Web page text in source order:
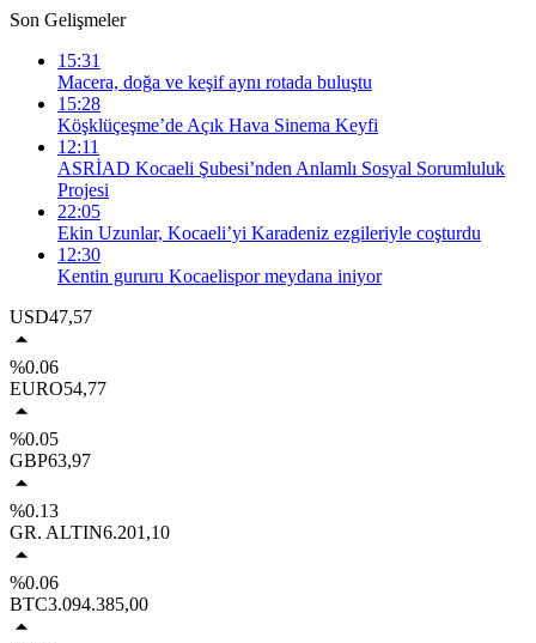
Son Gelişmeler
15:31
Macera, doğa ve keşif aynı rotada buluştu
15:28
Köşklüçeşme’de Açık Hava Sinema Keyfi
12:11
ASRİAD Kocaeli Şubesi’nden Anlamlı Sosyal Sorumluluk
Projesi
22:05
Ekin Uzunlar, Kocaeli’yi Karadeniz ezgileriyle coşturdu
12:30
Kentin gururu Kocaelispor meydana iniyor
USD47,57
%0.06
EURO54,77
%0.05
GBP63,97
%0.13
GR. ALTIN6.201,10
%0.06
BTC3.094.385,00